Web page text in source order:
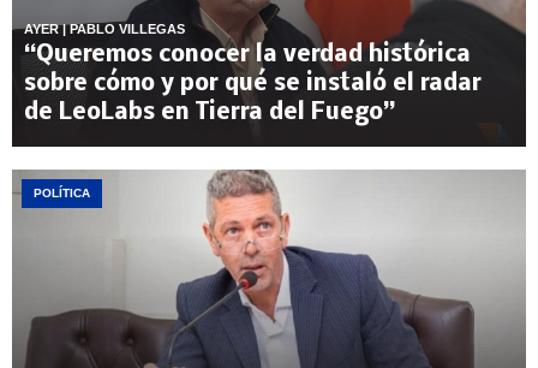
AYER| PABLO VILLEGAS
“Queremos conocer la verdad histórica
sobre cómo y por qué se instaló el radar
de LeoLabs en Tierra del Fuego”
POLÍTICA